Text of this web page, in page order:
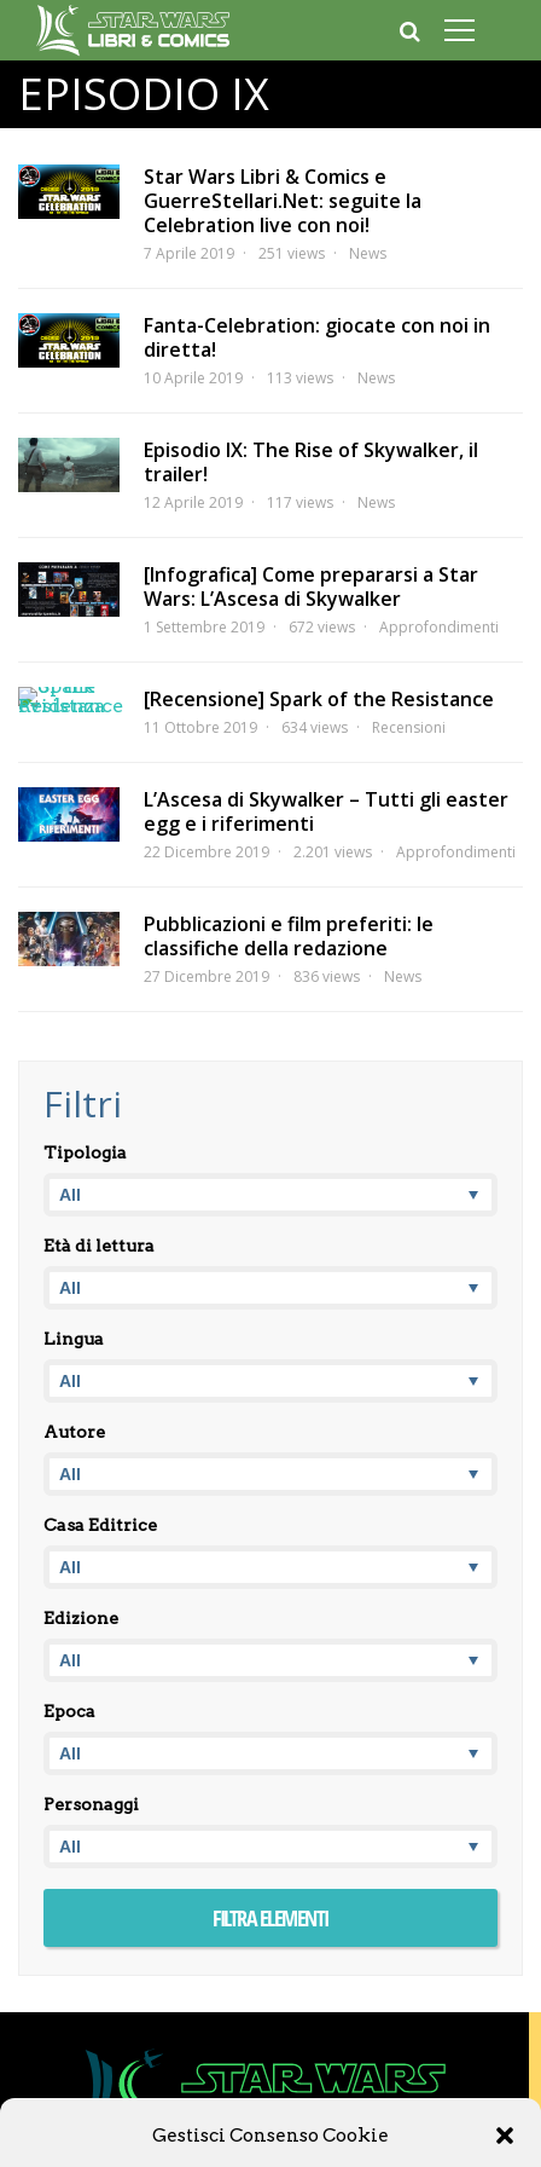
Gestisci Consenso Cookie
EPISODIO IX
Star Wars Libri & Comics e
GuerreStellari.Net: seguite la
Celebration live con noi!
7 Aprile 2019 251 views News
Fanta-Celebration: giocate con noi in
diretta!
10 Aprile 2019 113 views News
Episodio IX: The Rise of Skywalker, il
trailer!
12 Aprile 2019 117 views News
[Infografica] Come prepararsi a Star
Wars: L’Ascesa di Skywalker
1 Settembre 2019 672 views Approfondimenti
[Recensione] Spark of the Resistance
11 Ottobre 2019 634 views Recensioni
L’Ascesa di Skywalker – Tutti gli easter
egg e i riferimenti
22 Dicembre 2019 2.201 views Approfondimenti
Pubblicazioni e film preferiti: le
classifiche della redazione
27 Dicembre 2019 836 views News
Filtri
Tipologia
Età di lettura
Lingua
Autore
Casa Editrice
Edizione
Epoca
Personaggi